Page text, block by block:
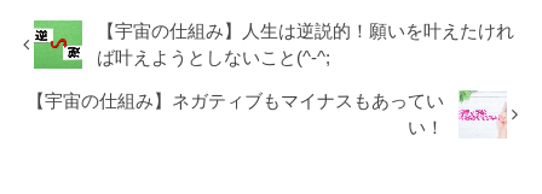
【宇宙の仕組み】人生は逆説的！願いを叶えたけれ
ば叶えようとしないこと(^-^;
【宇宙の仕組み】ネガティブもマイナスもあってい
い！